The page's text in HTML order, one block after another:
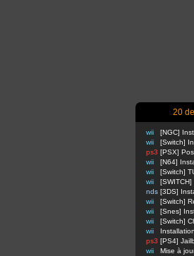
20
wii
wii
[Switch]
ps3 [PSX]
wii
[N64]
wii
wii
nds
wii
wii
wii
wii
ps3
wii
Mise à